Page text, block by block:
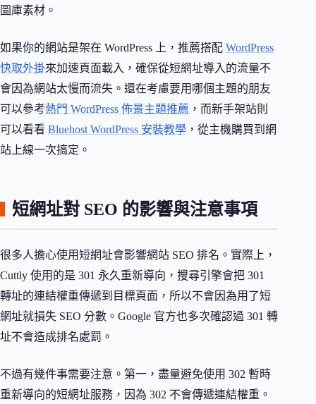
圖庫素材。
如果你的網站是架在 WordPress 上，推薦搭配 WordPress
快取外掛來加速頁面載入，確保從短網址導入的流量不
會因為網站太慢而流失。還在考慮要用哪個主題的朋友
可以參考熱門 WordPress 佈景主題推薦 ，而新手架站則
可以看看 Bluehost WordPress 安裝教學 ，從主機購買到網
站上線一次搞定。
短網址對 SEO 的影響與注意事項
很多人擔心使用短網址會影響網站 SEO 排名。實際上，
Cuttly 使用的是 301 永久重新導向，搜尋引擎會把 301
轉址的連結權重傳遞到目標頁面，所以不會因為用了短
網址就損失 SEO 分數。Google 官方也多次確認過 301 轉
址不會造成排名處罰。
不過有幾件事需要注意。第一，盡量避免使用 302 暫時
重新導向的短網址服務，因為 302 不會傳遞連結權重。